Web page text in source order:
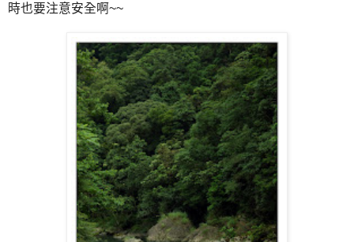
時也要注意安全啊~~